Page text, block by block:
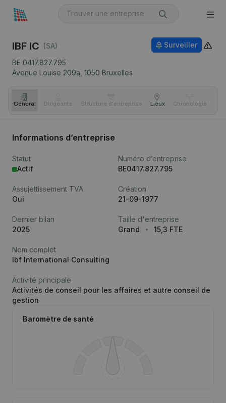
IBF IC (SA)
BE 0417.827.795
Avenue Louise 209a, 1050 Bruxelles
Surveiller
Général Dirigeants Structure d'entreprise Lieux Chronologie
Informations d’entreprise
Statut
Actif
Numéro d’entreprise
BE0417.827.795
Assujettissement TVA
Oui
Création
21-09-1977
Dernier bilan
2025
Taille d'entreprise
Grand
15,3 FTE
Nom complet
Ibf International Consulting
Activité principale
Activités de conseil pour les affaires et autre conseil de
gestion
Baromètre de santé